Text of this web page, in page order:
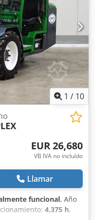
metros Motor VW de
lateral -
- Lista para
Dedpezr Ibdofx
¡También
1 / 10
EUR 26,680
VB IVA no incluído
Llamar
funcional, Año
4,375 h,